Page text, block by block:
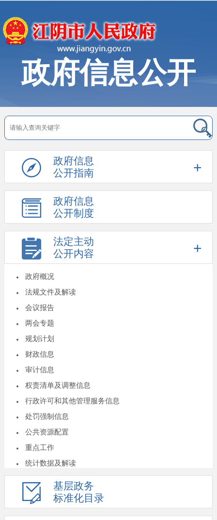
政府信息公开
政府信息
公开指南
政府信息
公开制度
法定主动
公开内容
政府概况
法规文件及解读
会议报告
两会专题
规划计划
财政信息
审计信息
权责清单及调整信息
行政许可和其他管理服务信息
处罚强制信息
公共资源配置
重点工作
统计数据及解读
重大决策预公开
建议提案结果公开
人事信息
基层政务
标准化目录